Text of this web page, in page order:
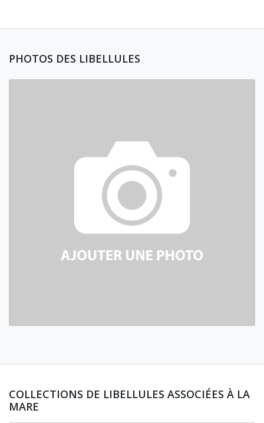
PHOTOS DES LIBELLULES
COLLECTIONS DE LIBELLULES ASSOCIÉES À LA
MARE